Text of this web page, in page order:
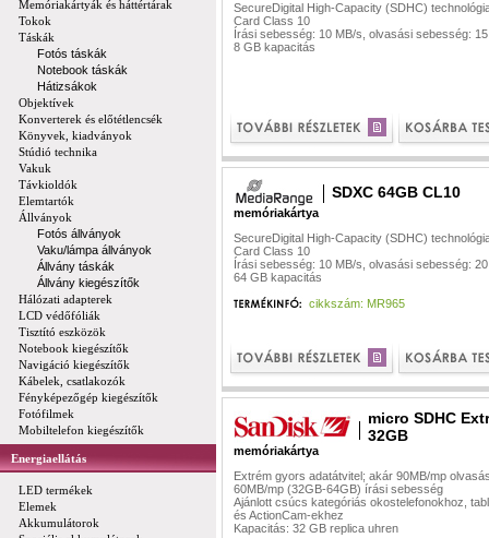
Memóriakártyák és háttértárak
Tokok
Táskák
Fotós táskák
Notebook táskák
Hátizsákok
Objektívek
Konverterek és előtétlencsék
Könyvek, kiadványok
Stúdió technika
Vakuk
Távkioldók
Elemtartók
Állványok
Fotós állványok
Vaku/lámpa állványok
Állvány táskák
Állvány kiegészítők
Hálózati adapterek
LCD védőfóliák
Tisztító eszközök
Notebook kiegészítők
Navigáció kiegészítők
Kábelek, csatlakozók
Fényképezőgép kiegészítők
Fotófilmek
Mobiltelefon kiegészítők
Energiaellátás
LED termékek
Elemek
Akkumulátorok
SecureDigital High-Capacity (SDHC)
Card Class 10
Írási sebesség: 10 MB/s, olvasási sebesség:
8 GB kapacitás
SDXC 64GB CL10
memóriakártya
SecureDigital High-Capacity (SDHC)
Card Class 10
Írási sebesség: 10 MB/s, olvasási sebesség:
64 GB kapacitás
cikkszám: MR965
micro SDHC
32GB
memóriakártya
Extrém gyors adatátvitel; akár 90MB/mp
60MB/mp (32GB-64GB) írási sebesség
Ajánlott csúcs kategóriás okostelefonokhoz,
és ActionCam-ekhez
Kapacitás: 32 GB replica uhren